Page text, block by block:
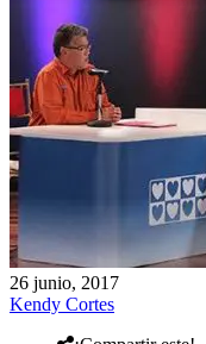
26 junio, 2017
Kendy Cortes